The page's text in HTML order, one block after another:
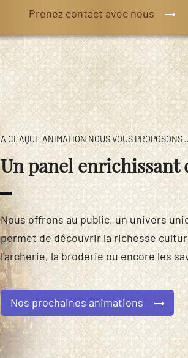
Prenez contact avec nous
A CHAQUE ANIMATION NOUS VOUS PROPOSONS
Un panel enrichissant
Nous offrons au public, un univers
permet de découvrir la richesse
l'archerie, la broderie ou encore les
Nos prochaines animations